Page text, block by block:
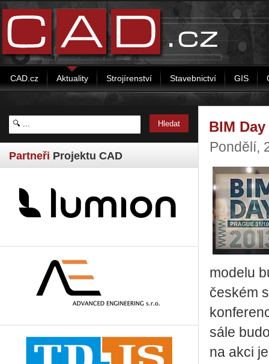
CAD.cz Aktuality Strojírenství Stavebnictví GIS
Partneři Projektu CAD
BIM
Pondělí,
modelu
českém
sále
na akci